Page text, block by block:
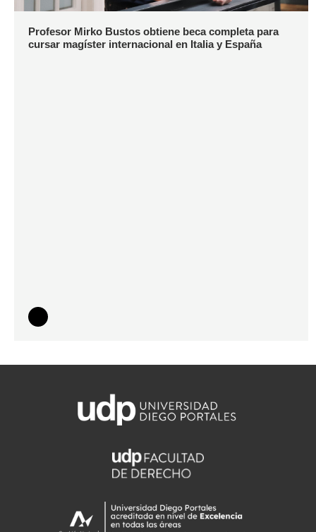
Profesor Mirko Bustos obtiene beca completa para
cursar magíster internacional en Italia y España